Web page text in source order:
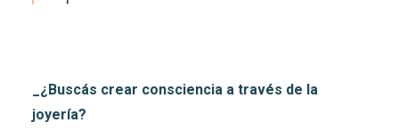
_¿Buscás crear consciencia a través de la
joyería?